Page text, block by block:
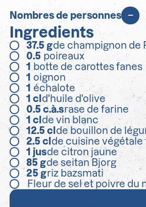
Nombres de personnes
Ingredients
37.5 gde champignon de
0.5 poireaux
1
botte de carottes fanes
1 oignon
1 échalote
1 cl d'huile d'olive
0.5 c.à.srase de farine
1 cl de vin blanc
12.5 cl de bouillon de
2.5 cl de cuisine végétale
1 jusde citron jaune
85 gde seitan Bjorg
25 griz bazsmati
Fleur de sel et poivre du